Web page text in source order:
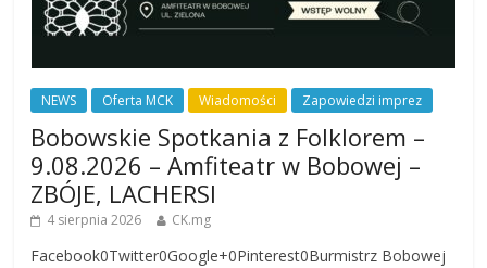
NEWS Oferta MCK Wiadomości Zapowiedzi imprez
Bobowskie Spotkania z Folklorem –
9.08.2026 – Amfiteatr w Bobowej –
ZBÓJE, LACHERSI
4 sierpnia 2026 CK.mg
Facebook0Twitter0Google+0Pinterest0Burmistrz Bobowej